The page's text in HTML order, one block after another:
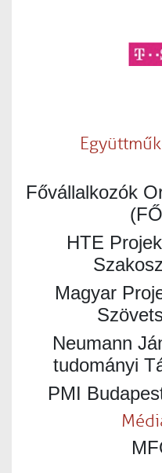
Fővállalkozók
HTE
Magyar
Neumann
tudományi
PMI